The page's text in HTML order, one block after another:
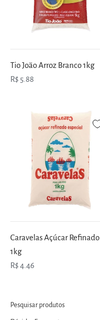
Tio João Arroz Branco 1kg
R$ 5.88
Caravelas Açúcar Refinado
1kg
R$ 4.46
Pesquisar produtos